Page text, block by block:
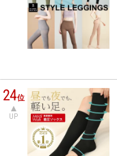
24位
UP